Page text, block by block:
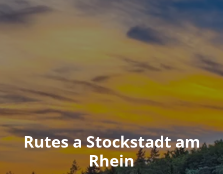
Rutes a Stockstadt am
Rhein